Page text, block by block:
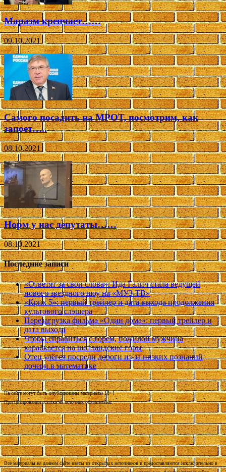
Маразм крепчает……
09.10.2021
Самого посадить на МРОТ, посмотрим, как
запоет…..
08.10.2021
Норм у нас депутаты……
08.10.2021
Последние записи
«Ответят за свои слова»: Ида Галич стала ведущей
нового звездного шоу на «МУЗ-ТВ»
«Крик 5»: первый трейлер и дата выхода продолжения
культового слэшера
Перезагрузка фильма «Один дома»: первый трейлер и
дата выхода
Чтобы справиться с горем, пожилой мужчина
карабкается на шотландские горы
Отец улёгся посреди дороги из-за низких познаний
дочери в математике
На сайте могут быть опубликованы материалы 18+!
При цитировании ссылка на источник обязательна.
Все материалы на данном сайте взяты из открытых источников и предоставляются исключительно в